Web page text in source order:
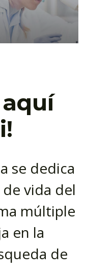
aquí
se dedica
vida del
múltiple
en la
de